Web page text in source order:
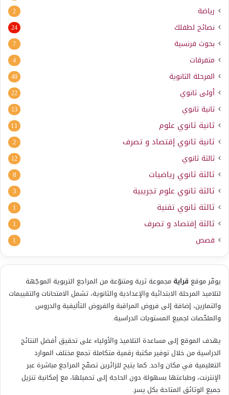
رياضة 2
نصائح لطفلك 24
بحوث فرنسية 7
متفرقات 4
المرحلة الثانوية 49
أولى ثانوي 22
ثانية ثانوي 13
ثانية ثانوي علوم 11
ثانية ثانوي إقتصاد و تصرف 2
ثالثة ثانوي 12
ثالثة ثانوي رياضيات 8
ثالثة ثانوي علوم تجريبية 3
ثالثة ثانوي تقنية 1
ثالثة إقتصاد و تصرف 1
قصص 1
يوفّر موقع قرايةمجموعة ثرية ومتنوّعة من المراجع التربوية الموجّهة
لتلاميذ المرحلة الابتدائية والإعدادية والثانوية، تشمل الامتحانات والتقييمات
والتمارين، إضافة إلى فروض المراقبة والفروض التأليفية والدروس
والملخّصات لجميع المستويات الدراسية.
يهدف الموقع إلى مساعدة التلاميذ والأولياء على تحقيق أفضل النتائج
الدراسية من خلال توفير مكتبة رقمية متكاملة تجمع مختلف الموارد
التعليمية في مكان واحد. كما يتيح للزائرين تصفّح المراجع مباشرة عبر
الإنترنت، وطباعتها بسهولة دون الحاجة إلى تحميلها، مع إمكانية تنزيل
جميع الوثائق المتاحة بكل يسر.